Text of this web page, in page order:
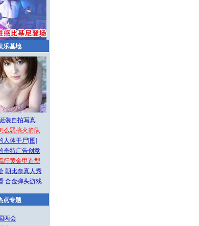
乐基地
装自拍写真
么恶搞火箭队
人体干尸[图]
奇特广告创意
行黄金甲造型
朝比奈真人秀
合金弹头游戏
点专题
两会